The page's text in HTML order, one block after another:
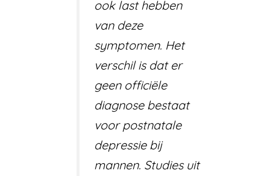
ook last hebben
van deze
symptomen. Het
verschil is dat er
geen officiële
diagnose bestaat
voor postnatale
depressie bij
mannen. Studies uit